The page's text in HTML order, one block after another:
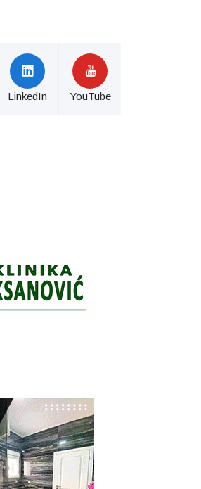
LinkedIn YouTube